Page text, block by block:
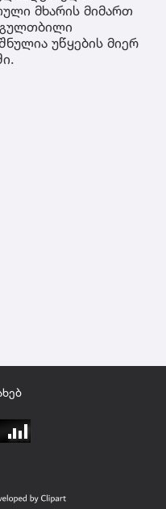
მხარის მიმართ
გულთბილი
უწყების მიერ